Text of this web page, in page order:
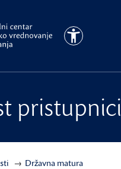
Pristupačnost
Državna matura